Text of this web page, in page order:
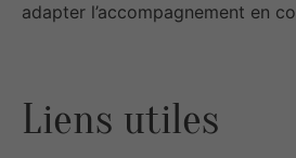
adapter l’accompagnement en
Liens utiles